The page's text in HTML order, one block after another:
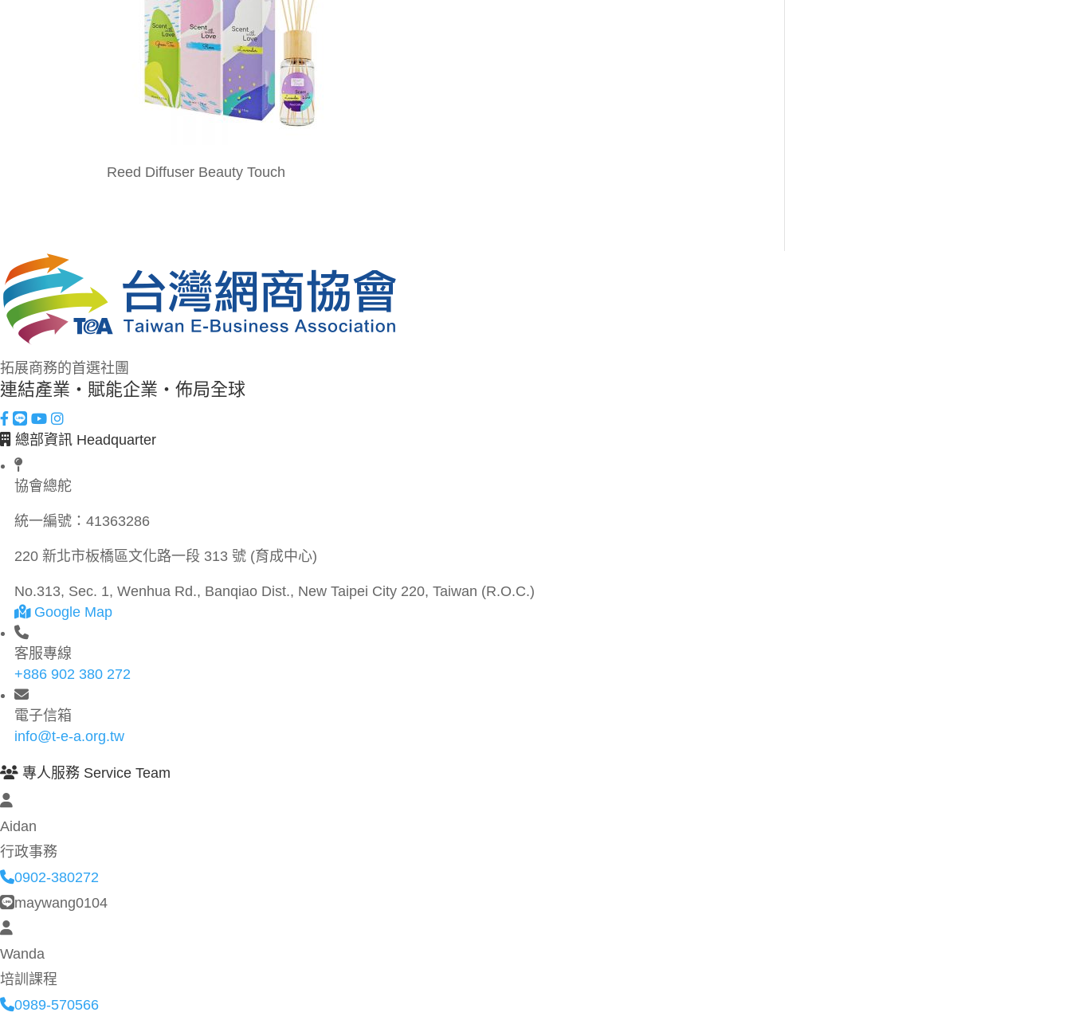
Reed Diffuser Beauty Touch
拓展商務的首選社團
連結產業・賦能企業・佈局全球
總部資訊 Headquarter
協會總舵
統一編號： 41363286
220 新北市板橋區文化路一段 313 號 (育成中心)
No.313, Sec. 1, Wenhua Rd., Banqiao Dist., New Taipei City 220, Taiwan (R.O.C.)
Google Map
客服專線
+886 902 380 272
電子信箱
info@t-e-a.org.tw
專人服務 Service Team
Aidan
行政事務
0902-380272
maywang0104
Wanda
培訓課程
0989-570566